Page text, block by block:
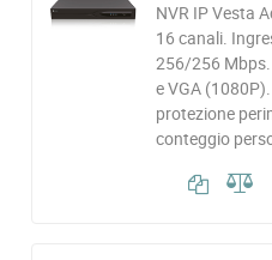
NVR IP Vesta
16 canali.
256/256
e VGA
protezione
conteggio